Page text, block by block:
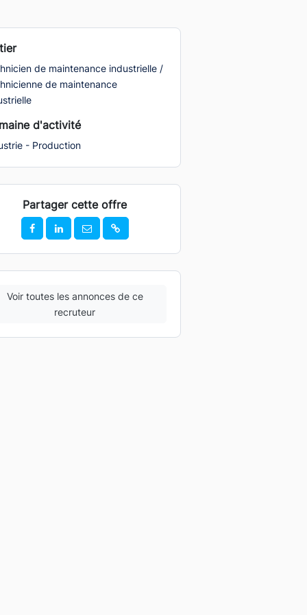
de maintenance industrielle /
de maintenance
d'activité
- Production
Partager cette offre
Voir toutes les annonces de ce
recruteur